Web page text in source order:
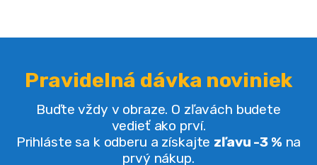
Pravidelná dávka noviniek
Buďte vždy v obraze. O zľavách budete
vedieť ako prví.
Prihláste sa k odberu a získajte zľavu -3 % na
prvý nákup.